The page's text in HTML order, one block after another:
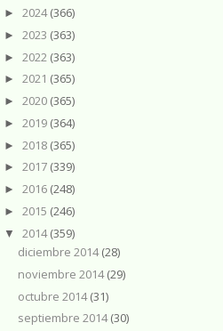
► 2024(366)
► 2023 (363)
► 2022 (363)
► 2021 (365)
► 2020 (365)
► 2019 (364)
► 2018 (365)
► 2017 (339)
► 2016 (248)
► 2015 (246)
▼ 2014(359)
diciembre 2014(28)
noviembre 2014(29)
octubre 2014(31)
septiembre 2014(30)